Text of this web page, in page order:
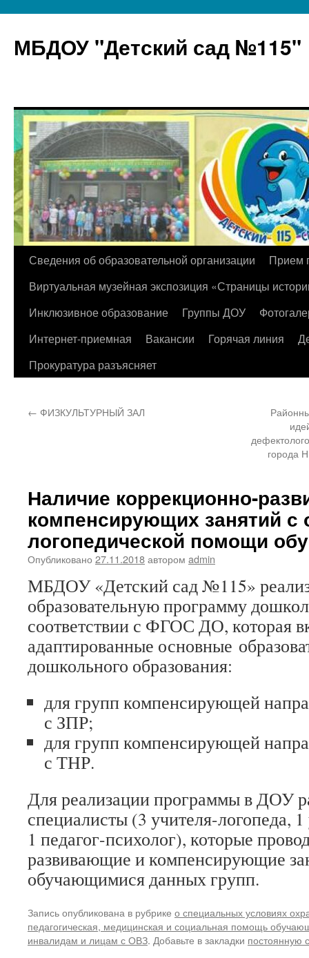
МБДОУ "Детский сад №115"
Перейти
содержимому
Сведения об образовательной организации
Прием
Виртуальная музейная экспозиция «Страницы
Инклюзивное образование
Группы ДОУ
Интернет-приемная
Вакансии Горячая линия
Прокуратура разъясняет
← ФИЗКУЛЬТУРНЫЙ ЗАЛ
города
Наличие коррекционно-
компенсирующих занятий
логопедической помощи
Опубликовано 27.11.2018автором admin
МБДОУ «Детский сад №115»
образовательную программу
соответствии с ФГОС ДО, которая
адаптированные основные
дошкольного образования:
для групп компенсирующей
с ЗПР;
для групп компенсирующей
с ТНР.
Для реализации программы в ДОУ
специалисты (3 учителя-логопеда,
1 педагог-психолог), которые
развивающие и компенсирующие
обучающимися данных групп.
Запись опубликована в рубрике о специальных условиях
педагогическая, медицинская и социальная помощь
инвалидам и лицам с ОВЗ. Добавьте в закладки постоянную